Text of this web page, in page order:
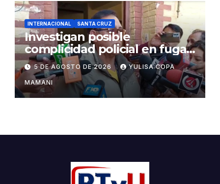
INTERNACIONAL SANTA CRUZ
Investigan posible
complicidad policial en fuga
de dos reos brasileños de
Palmasola
5 DE AGOSTO DE 2026 YULISA COPA
MAMANI